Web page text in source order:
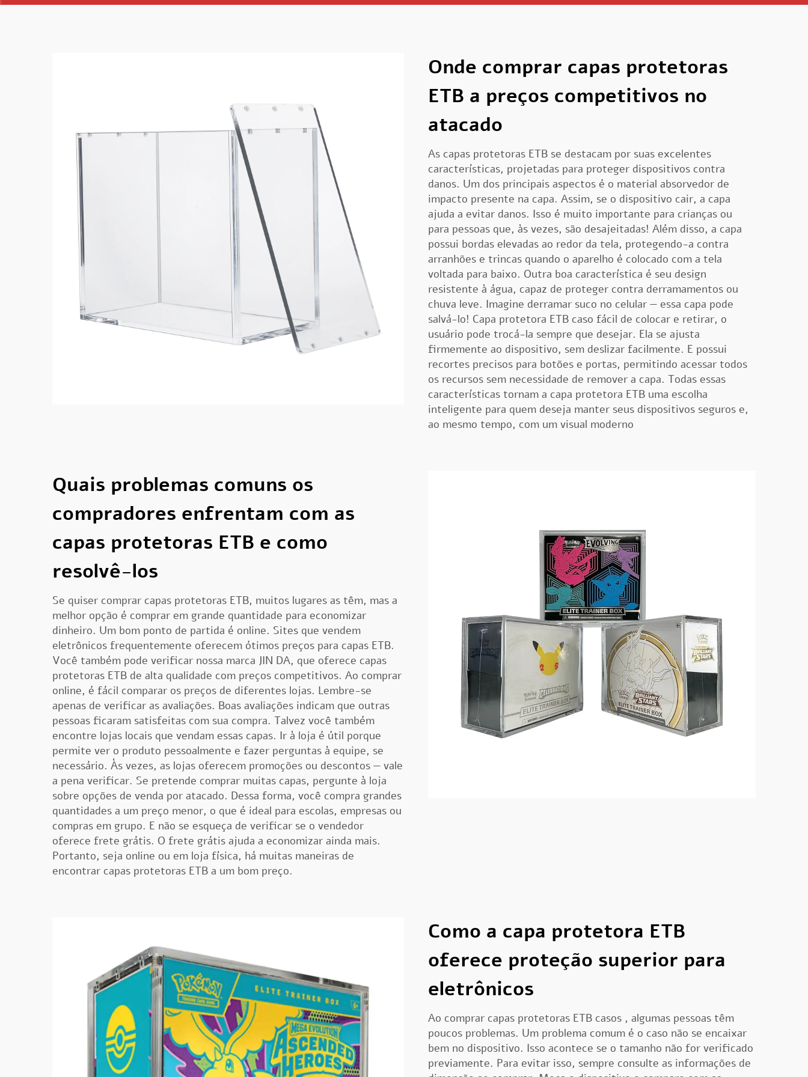
Onde comprar capas protetoras
ETB a preços competitivos no
atacado
As capas protetoras ETB se destacam por suas excelentes
características, projetadas para proteger dispositivos contra
danos. Um dos principais aspectos é o material absorvedor de
impacto presente na capa. Assim, se o dispositivo cair, a capa
ajuda a evitar danos. Isso é muito importante para crianças ou
para pessoas que, às vezes, são desajeitadas! Além disso, a capa
possui bordas elevadas ao redor da tela, protegendo-a contra
arranhões e trincas quando o aparelho é colocado com a tela
voltada para baixo. Outra boa característica é seu design
resistente à água, capaz de proteger contra derramamentos ou
chuva leve. Imagine derramar suco no celular — essa capa pode
salvá-lo! Capa protetora ETB caso fácil de colocar e retirar, o
usuário pode trocá-la sempre que desejar. Ela se ajusta
firmemente ao dispositivo, sem deslizar facilmente. E possui
recortes precisos para botões e portas, permitindo acessar todos
os recursos sem necessidade de remover a capa. Todas essas
características tornam a capa protetora ETB uma escolha
inteligente para quem deseja manter seus dispositivos seguros e,
ao mesmo tempo, com um visual moderno
Quais problemas comuns os
compradores enfrentam com as
capas protetoras ETB e como
resolvê-los
Se quiser comprar capas protetoras ETB, muitos lugares as têm, mas a
melhor opção é comprar em grande quantidade para economizar
dinheiro. Um bom ponto de partida é online. Sites que vendem
eletrônicos frequentemente oferecem ótimos preços para capas ETB.
Você também pode verificar nossa marca JIN DA, que oferece capas
protetoras ETB de alta qualidade com preços competitivos. Ao comprar
online, é fácil comparar os preços de diferentes lojas. Lembre-se
apenas de verificar as avaliações. Boas avaliações indicam que outras
pessoas ficaram satisfeitas com sua compra. Talvez você também
encontre lojas locais que vendam essas capas. Ir à loja é útil porque
permite ver o produto pessoalmente e fazer perguntas à equipe, se
necessário. Às vezes, as lojas oferecem promoções ou descontos — vale
a pena verificar. Se pretende comprar muitas capas, pergunte à loja
sobre opções de venda por atacado. Dessa forma, você compra grandes
quantidades a um preço menor, o que é ideal para escolas, empresas ou
compras em grupo. E não se esqueça de verificar se o vendedor
oferece frete grátis. O frete grátis ajuda a economizar ainda mais.
Portanto, seja online ou em loja física, há muitas maneiras de
encontrar capas protetoras ETB a um bom preço.
Como a capa protetora ETB
oferece proteção superior para
eletrônicos
Ao comprar capas protetoras ETB casos , algumas pessoas têm
poucos problemas. Um problema comum é o caso não se encaixar
bem no dispositivo. Isso acontece se o tamanho não for verificado
previamente. Para evitar isso, sempre consulte as informações de